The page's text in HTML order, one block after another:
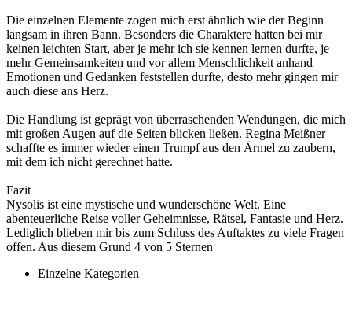
Die einzelnen Elemente zogen mich erst ähnlich wie der Beginn
langsam in ihren Bann. Besonders die Charaktere hatten bei mir
keinen leichten Start, aber je mehr ich sie kennen lernen durfte, je
mehr Gemeinsamkeiten und vor allem Menschlichkeit anhand
Emotionen und Gedanken feststellen durfte, desto mehr gingen mir
auch diese ans Herz.
Die Handlung ist geprägt von überraschenden Wendungen, die mich
mit großen Augen auf die Seiten blicken ließen. Regina Meißner
schaffte es immer wieder einen Trumpf aus den Ärmel zu zaubern,
mit dem ich nicht gerechnet hatte.
Fazit
Nysolis ist eine mystische und wunderschöne Welt. Eine
abenteuerliche Reise voller Geheimnisse, Rätsel, Fantasie und Herz.
Lediglich blieben mir bis zum Schluss des Auftaktes zu viele Fragen
offen. Aus diesem Grund 4 von 5 Sternen
Einzelne Kategorien